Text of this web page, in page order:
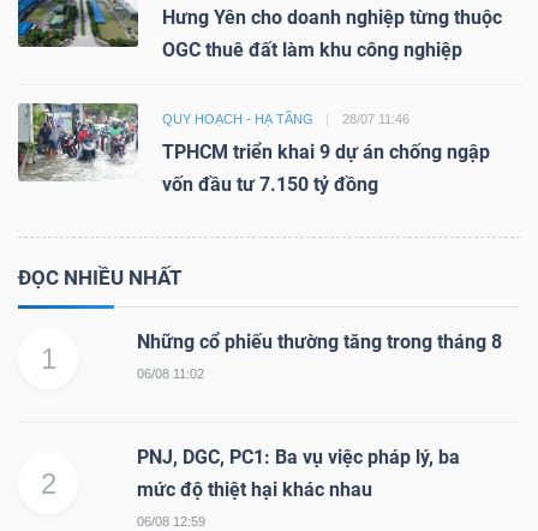
Hưng Yên cho doanh nghiệp từng thuộc
OGC thuê đất làm khu công nghiệp
QUY HOẠCH - HẠ TẦNG 28/07 11:46
TPHCM triển khai 9 dự án chống ngập
vốn đầu tư 7.150 tỷ đồng
ĐỌC NHIỀU NHẤT
1
Những cổ phiếu thường tăng trong tháng 8
06/08 11:02
2
PNJ, DGC, PC1: Ba vụ việc pháp lý, ba
mức độ thiệt hại khác nhau
06/08 12:59